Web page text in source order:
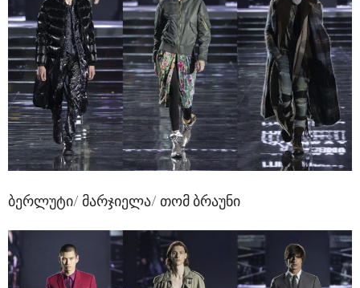
ბერლუტი/ მარჯიელა/ თომ ბრაუნი